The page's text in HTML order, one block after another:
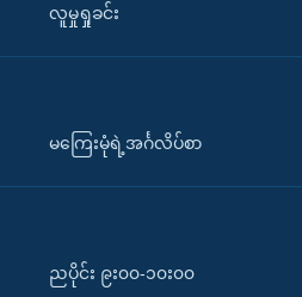
လူမှုရှုခင်း
မကြေးမုံရဲ့အင်္ဂလိပ်စာ
ညပိုင်း ၉း၀၀-၁၀း၀၀